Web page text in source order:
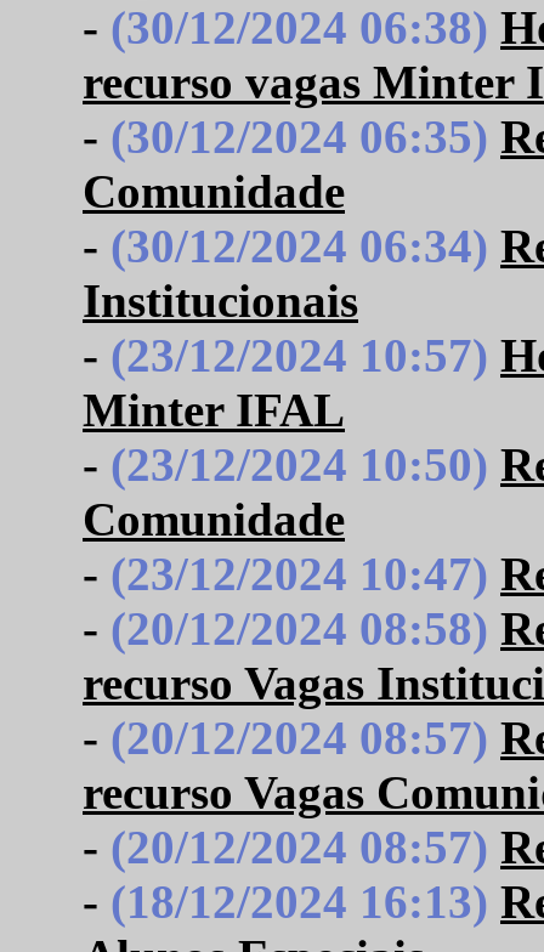
- (30/12/2024 06:38)
recurso vagas Minter
- (30/12/2024 06:35)
Comunidade
- (30/12/2024 06:34)
Institucionais
- (23/12/2024 10:57)
Minter IFAL
- (23/12/2024 10:50)
Comunidade
- (23/12/2024 10:47)
- (20/12/2024 08:58)
recurso Vagas
- (20/12/2024 08:57)
recurso Vagas
- (20/12/2024 08:57)
- (18/12/2024 16:13)